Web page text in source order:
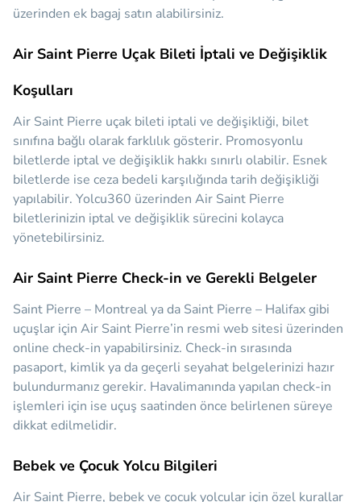
üzerinden ek bagaj satın alabilirsiniz.
Air Saint Pierre Uçak Bileti İptali ve Değişiklik
Koşulları
Air Saint Pierre uçak bileti iptali ve değişikliği, bilet
sınıfına bağlı olarak farklılık gösterir. Promosyonlu
biletlerde iptal ve değişiklik hakkı sınırlı olabilir. Esnek
biletlerde ise ceza bedeli karşılığında tarih değişikliği
yapılabilir. Yolcu360 üzerinden Air Saint Pierre
biletlerinizin iptal ve değişiklik sürecini kolayca
yönetebilirsiniz.
Air Saint Pierre Check-in ve Gerekli Belgeler
Saint Pierre – Montreal ya da Saint Pierre – Halifax gibi
uçuşlar için Air Saint Pierre’in resmi web sitesi üzerinden
online check-in yapabilirsiniz. Check-in sırasında
pasaport, kimlik ya da geçerli seyahat belgelerinizi hazır
bulundurmanız gerekir. Havalimanında yapılan check-in
işlemleri için ise uçuş saatinden önce belirlenen süreye
dikkat edilmelidir.
Bebek ve Çocuk Yolcu Bilgileri
Air Saint Pierre, bebek ve çocuk yolcular için özel kurallar